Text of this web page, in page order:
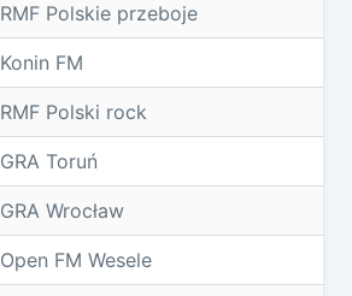
RMF Polskie przeboje
Konin FM
RMF Polski rock
GRA Toruń
GRA Wrocław
Open FM Wesele